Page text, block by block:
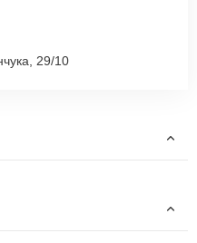
29/10